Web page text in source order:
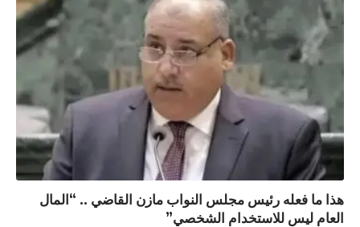
رئيس مجلس النواب مازن القاضي .. “المال
للاستخدام الشخصي”